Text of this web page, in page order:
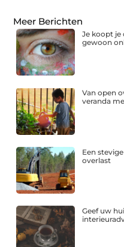
Meer Berichten
Je koopt je
gewoon
Van open
veranda
Een
overlast
Geef uw